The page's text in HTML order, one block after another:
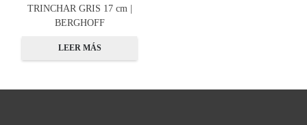
TRINCHAR GRIS 17 cm |
BERGHOFF
LEER MÁS